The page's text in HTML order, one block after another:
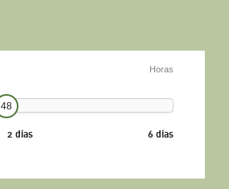
Horas
48
2 días 6 días